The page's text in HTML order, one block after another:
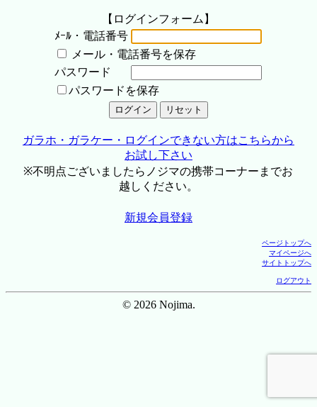
【ログインフォーム】
ﾒｰﾙ・電話番号
メール・電話番号を保存
パスワード
パスワードを保存
ガラホ・ガラケー・ログインできない方はこちらから
お試し下さい
※不明点ございましたらノジマの携帯コーナーまでお
越しください。
新規会員登録
ページトップへ
マイページへ
サイトトップへ
ログアウト
© 2026 Nojima.